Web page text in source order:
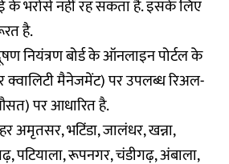
के भरोसे नहीं रह सकता है. इसके लिए
है.
नियंत्रण बोर्ड के ऑनलाइन पोर्टल के
क्वालिटी मैनेजमेंट) पर उपलब्ध रिअल-
पर आधारित है.
अमृतसर, भटिंडा, जालंधर, खन्ना,
पटियाला, रूपनगर, चंडीगढ़, अंबाला,